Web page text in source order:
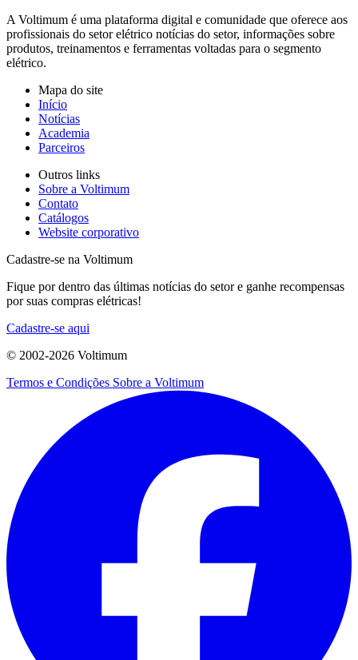
A Voltimum é uma plataforma digital e comunidade que oferece aos
profissionais do setor elétrico notícias do setor, informações sobre
produtos, treinamentos e ferramentas voltadas para o segmento
elétrico.
Mapa do site
Início
Notícias
Academia
Parceiros
Outros links
Sobre a Voltimum
Contato
Catálogos
Website corporativo
Cadastre-se na Voltimum
Fique por dentro das últimas notícias do setor e ganhe recompensas
por suas compras elétricas!
Cadastre-se aqui
© 2002-2026 Voltimum
Termos e Condições Sobre a Voltimum